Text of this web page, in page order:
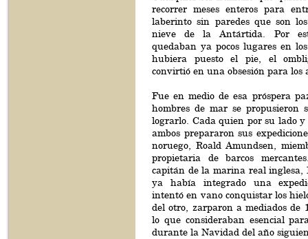
recorrer meses enteros para
laberinto sin paredes que son
nieve de la Antártida. Por
quedaban ya pocos lugares en
hubiera puesto el pie, el
convirtió en una obsesión para los
Fue en medio de esa próspera
hombres de mar se propusieron
lograrlo. Cada quien por su lado
ambos prepararon sus
noruego, Roald Amundsen,
propietaria de barcos
capitán de la marina real inglesa,
ya había integrado una
intentó en vano conquistar los
del otro, zarparon a mediados de
lo que consideraban esencial
durante la Navidad del año